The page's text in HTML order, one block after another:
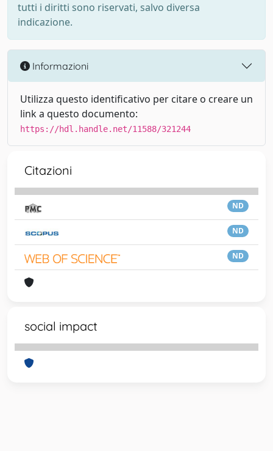
tutti i diritti sono riservati, salvo diversa
indicazione.
Informazioni
Utilizza questo identificativo per citare o creare un
link a questo documento:
https://hdl.handle.net/11588/321244
Citazioni
ND
ND
ND
social impact